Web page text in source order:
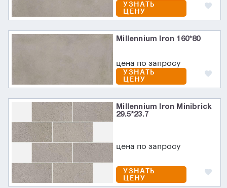
УЗНАТЬ
ЦЕНУ
Millennium Iron 160*80
цена по запросу
УЗНАТЬ
ЦЕНУ
Millennium Iron Minibrick
29.5*23.7
цена по запросу
УЗНАТЬ
ЦЕНУ